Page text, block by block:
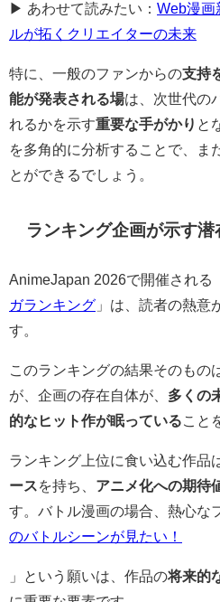
▶ あわせて読みたい： Web漫画
ルが拓くクリエイターの未来
特に、一般のファンからの支持
能が発表される場は、次世代の
れるかを示す重要な手がかり と
を多角的に分析することで、ま
とができるでしょう。
ランキング企画が示す潜
AnimeJapan 2026で開催される
ガランキング 」は、読者の熱意
す。
このランキングの結果そのもの
が、企画の存在自体が、 多くの
的なヒット作が眠っている こと
ランキング上位に食い込む作品
ース を持ち、 アニメ化への期待
す。バトル漫画の場合、熱心な
のバトルシーンが見たい！
」という願いは、作品の将来的